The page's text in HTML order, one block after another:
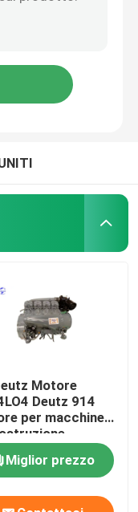
a 12 litri
Motore
Deutz 914
per macchine
Miglior prezzo